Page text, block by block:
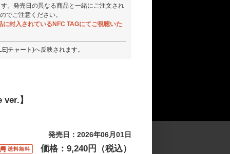
。発売日の異なる商品と一緒にご注文され
でご注意ください。
封入されているNFC TAGにてご視聴いた
チャート)へ反映されます。
】
発売日：2026年06月01日
価格：9,240円（税込）